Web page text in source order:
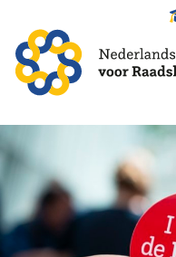
Alles Nieuws